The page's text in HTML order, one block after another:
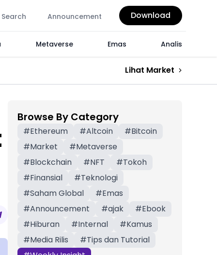
Search Announcement Download
Metaverse Emas Analis
Lihat Market
Browse By Category
#Ethereum #Altcoin #Bitcoin
#Market #Metaverse
#Blockchain #NFT #Tokoh
#Finansial #Teknologi
#Saham Global #Emas
#Announcement #ajak #Ebook
#Hiburan #Internal #Kamus
#Media Rilis #Tips dan Tutorial